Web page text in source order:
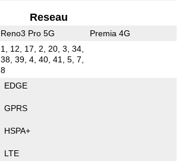
Reseau
Reno3 Pro 5G Premia 4G
1, 12, 17, 2, 20, 3, 34,
38, 39, 4, 40, 41, 5, 7,
8
EDGE
GPRS
HSPA+
LTE